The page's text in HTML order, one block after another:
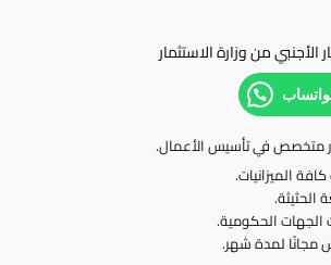
الأجنبي من وزارة الاستثمار
متخصص في تأسيس الأعمال.
الميزانيات.
الحثيثة.
الحكومية.
مجانًا لمدة شهر.